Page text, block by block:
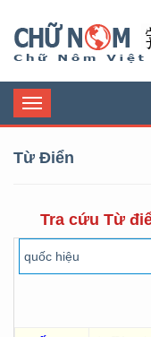
Toggle
navigation
Từ Điển
Tra cứu Từ